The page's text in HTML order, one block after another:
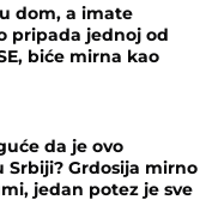
dom, a imate
pripada jednoj od
biće mirna kao
da je ovo
Srbiji? Grdosija mirno
jedan potez je sve